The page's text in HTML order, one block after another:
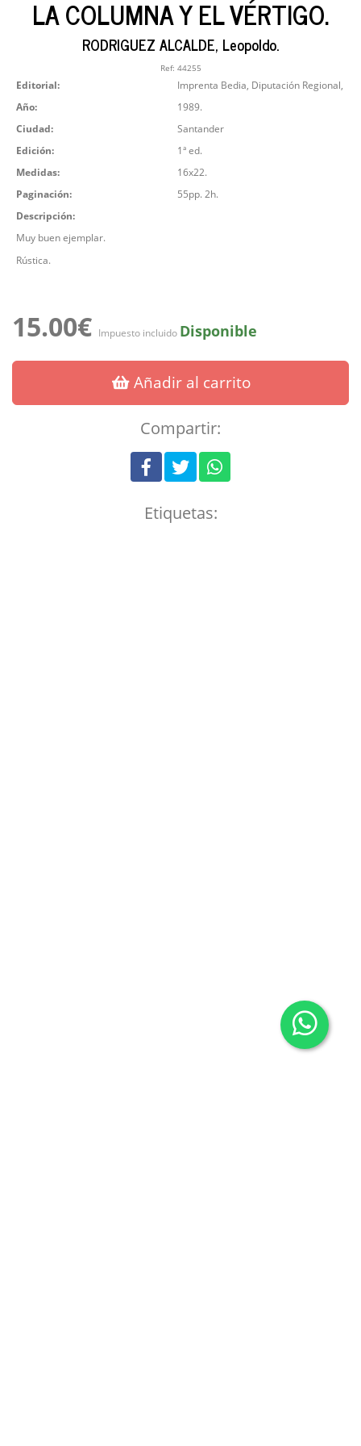
LA COLUMNA Y EL VÉRTIGO.
RODRIGUEZ ALCALDE, Leopoldo.
Ref: 44255
Editorial:
Imprenta Bedia, Diputación Regional,
Año:
1989.
Ciudad:
Santander
Edición:
1ª ed.
Medidas:
16x22.
Paginación:
55pp. 2h.
Descripción:
Muy buen ejemplar.
Rústica.
15.00€ Impuesto incluido Disponible
Añadir al carrito
Compartir:
Etiquetas: